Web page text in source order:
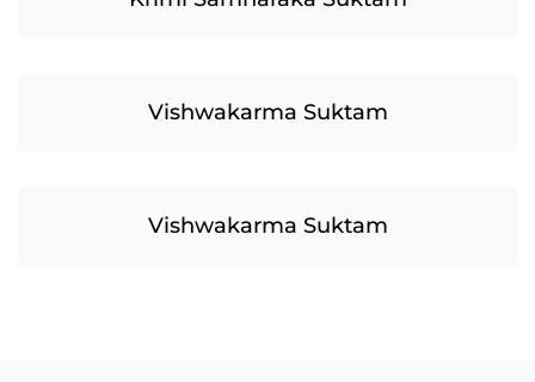
Vishwakarma Suktam
Vishwakarma Suktam